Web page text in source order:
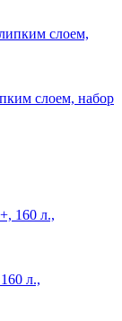
слоем, набор
л.,